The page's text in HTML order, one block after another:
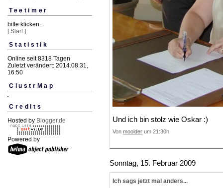
Teetimer
bitte klicken...
[ Start ]
Statistik
Online seit 8318 Tagen
Zuletzt verändert: 2014.08.31,
16:50
ClustrMap
Credits
Hosted by Blogger.de
Powered by
Und ich bin stolz wie Oskar :)
Von moolder um 21:30h
Sonntag, 15. Februar 2009
Ich sags jetzt mal anders...